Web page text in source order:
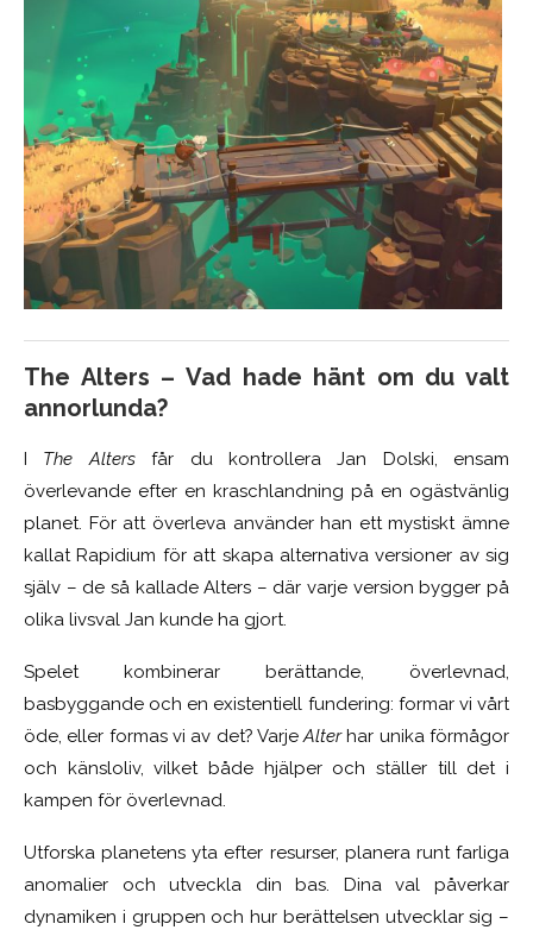
The Alters – Vad hade hänt om du valt
annorlunda?
I The Altersfår du kontrollera Jan Dolski, ensam
överlevande efter en kraschlandning på en ogästvänlig
planet. För att överleva använder han ett mystiskt ämne
kallat Rapidium för att skapa alternativa versioner av sig
själv – de så kallade Alters – där varje version bygger på
olika livsval Jan kunde ha gjort.
Spelet kombinerar berättande, överlevnad,
basbyggande och en existentiell fundering: formar vi vårt
öde, eller formas vi av det? VarjeAlterhar unika förmågor
och känsloliv, vilket både hjälper och ställer till det i
kampen för överlevnad.
Utforska planetens yta efter resurser, planera runt farliga
anomalier och utveckla din bas. Dina val påverkar
dynamiken i gruppen och hur berättelsen utvecklar sig –